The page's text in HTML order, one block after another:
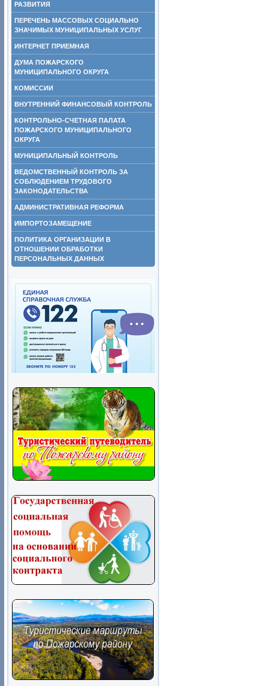
РАЗВИТИЯ
ПЕРЕЧЕНЬ МАССОВЫХ СОЦИАЛЬНО
ЗНАЧИМЫХ МУНИЦИПАЛЬНЫХ УСЛУГ
ИНТЕРНЕТ ПРИЕМНАЯ
ДУМА ПОЖАРСКОГО
МУНИЦИПАЛЬНОГО ОКРУГА
КОМИССИИ
ВНУТРЕННИЙ ФИНАНСОВЫЙ КОНТРОЛЬ
КОНТРОЛЬНО-СЧЕТНАЯ ПАЛАТА
ПОЖАРСКОГО МУНИЦИПАЛЬНОГО
ОКРУГА
МУНИЦИПАЛЬНЫЙ КОНТРОЛЬ
ВЕДОМСТВЕННЫЙ КОНТРОЛЬ ЗА
СОБЛЮДЕНИЕМ ТРУДОВОГО
ЗАКОНОДАТЕЛЬСТВА
АДМИНИСТРАТИВНАЯ РЕФОРМА
ИМПОРТОЗАМЕЩЕНИЕ
ПОЛИТИКА ОРГАНИЗАЦИИ В
ОТНОШЕНИИ ОБРАБОТКИ
ПЕРСОНАЛЬНЫХ ДАННЫХ